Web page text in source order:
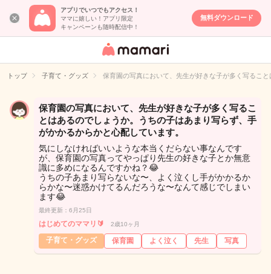
アプリでいつでもアクセス！
ママに嬉しい！アプリ限定
キャンペーンも随時配信中！
無料ダウンロード
女性専用匿名QA
イト
トップ 子育て・グッズ 保育園の写真において、先生が好きな子が多く写るこ
保育園の写真において、先生が好きな子が多く写るこ
とはあるのでしょうか。うちの子はあまり写らず、手
がかかるからかと心配しています。
気にしなければいいような本当くだらない事なんです
が、保育園の写真ってやっぱり先生の好きな子とか無意
識に多めになるんですかね？😂
うちの子あまり写らないな〜、よく泣くし手がかかるか
らかな〜迷惑かけてるんだろうな〜なんて感じでしまい
ます😂
最終更新：6月25日
はじめてのママリ🔰 2歳10ヶ月
子育て・グッズ 保育園 よく泣く 先生 写真